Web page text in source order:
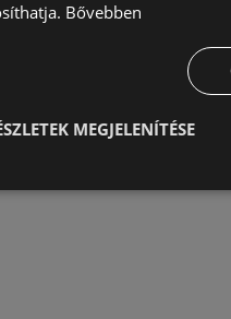
Bővebben
MEGJELENÍTÉSE